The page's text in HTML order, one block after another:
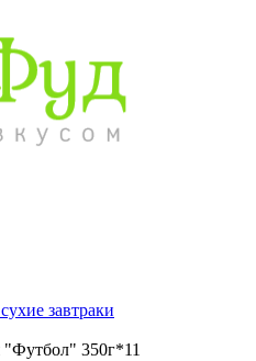
завтраки
350г*11